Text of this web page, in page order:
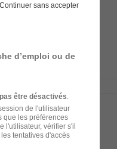
Continuer sans accepter
d’emploi ou de
être désactivés
de l'utilisateur
que les préférences
l'utilisateur, vérifier s'il
tentatives d'accès